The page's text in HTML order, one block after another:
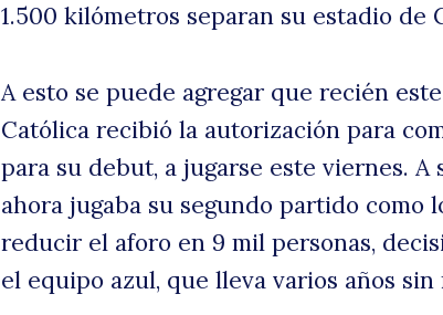
1.500 kilómetros separan su estadio de
A esto se puede agregar que recién
Católica recibió la autorización para
para su debut, a jugarse este viernes.
ahora jugaba su segundo partido como
reducir el aforo en 9 mil personas,
el equipo azul, que lleva varios años